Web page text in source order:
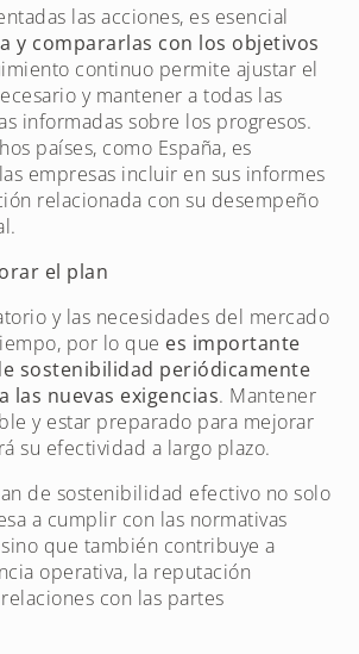
las acciones, es esencial
y compararlas con los objetivos
continuo permite ajustar el
y mantener a todas las
informadas sobre los progresos.
países, como España, es
empresas incluir en sus informes
relacionada con su desempeño
el plan
y las necesidades del mercado
por lo que es importante
sostenibilidad periódicamente
las nuevas exigencias. Mantener
y estar preparado para mejorar
su efectividad a largo plazo.
de sostenibilidad efectivo no solo
a cumplir con las normativas
que también contribuye a
operativa, la reputación
con las partes